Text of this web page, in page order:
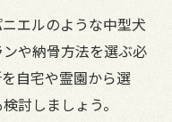
エルのような中型犬
や納骨方法を選ぶ必
自宅や霊園から選
討しましょう。